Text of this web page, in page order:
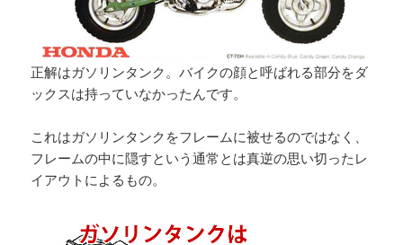
正解はガソリンタンク。バイクの顔と呼ばれる部分をダ
ックスは持っていなかったんです。
これはガソリンタンクをフレームに被せるのではなく、
フレームの中に隠すという通常とは真逆の思い切ったレ
イアウトによるもの。